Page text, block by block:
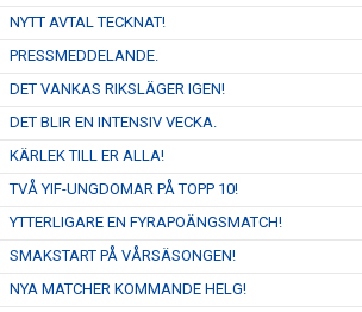
NYTT AVTAL TECKNAT!
PRESSMEDDELANDE.
DET VANKAS RIKSLÄGER IGEN!
DET BLIR EN INTENSIV VECKA.
KÄRLEK TILL ER ALLA!
TVÅ YIF-UNGDOMAR PÅ TOPP 10!
YTTERLIGARE EN FYRAPOÄNGSMATCH!
SMAKSTART PÅ VÅRSÄSONGEN!
NYA MATCHER KOMMANDE HELG!